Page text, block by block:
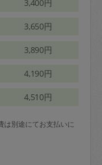
3,400円
3,650円
3,890円
4,190円
4,510円
は別途にてお支払いに